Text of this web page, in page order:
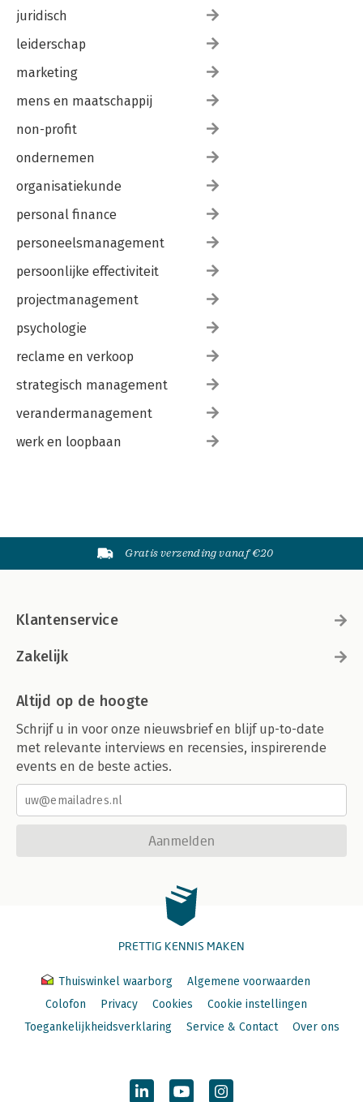
juridisch
leiderschap
marketing
mens en maatschappij
non-profit
ondernemen
organisatiekunde
personal finance
personeelsmanagement
persoonlijke effectiviteit
projectmanagement
psychologie
reclame en verkoop
strategisch management
verandermanagement
werk en loopbaan
Gratis verzending vanaf €20
Klantenservice
Zakelijk
Altijd op de hoogte
Schrijf u in voor onze nieuwsbrief en blijf up-to-date
met relevante interviews en recensies, inspirerende
events en de beste acties.
Aanmelden
PRETTIG KENNIS MAKEN
Thuiswinkel waarborg
Algemene voorwaarden
Colofon
Privacy Cookies
Cookie instellingen
Toegankelijkheidsverklaring
Service & Contact Over ons